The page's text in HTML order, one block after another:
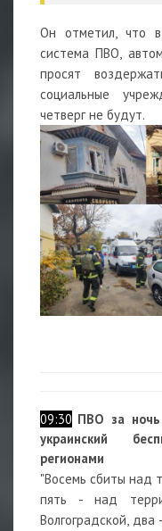
Он отметил, что
система ПВО,
просят
социальные
четверг не будут.
09:30 ПВО за ночь
украинский
регионами
"Восемь сбиты над
пять - над
Волгоградской,